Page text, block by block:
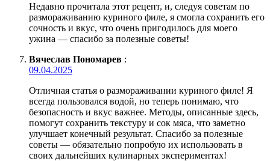
Недавно прочитала этот рецепт, и, следуя советам по
размораживанию куриного филе, я смогла сохранить его
сочность и вкус, что очень пригодилось для моего
ужина — спасибо за полезные советы!
Вячеслав Пономарев :
09.04.2025
Отличная статья о размораживании куриного филе! Я
всегда пользовался водой, но теперь понимаю, что
безопасность и вкус важнее. Методы, описанные здесь,
помогут сохранить текстуру и сок мяса, что заметно
улучшает конечный результат. Спасибо за полезные
советы — обязательно попробую их использовать в
своих дальнейших кулинарных экспериментах!